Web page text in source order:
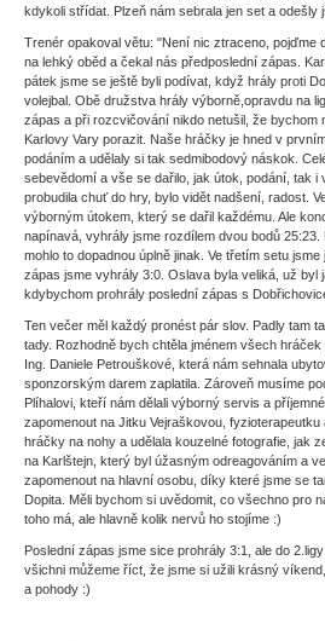
kdykoli střídat. Plzeň nám sebrala jen set a odešly
Trenér opakoval větu: "Není nic ztraceno, pojďme
na lehký oběd a čekal nás předposlední zápas.
pátek jsme se ještě byli podívat, když hrály proti
volejbal. Obě družstva hrály výborně,opravdu na
zápas a při rozcvičování nikdo netušil, že bychom
Karlovy Vary porazit. Naše hráčky je hned v
podáním a udělaly si tak sedmibodový náskok.
sebevědomí a vše se dařilo, jak útok, podání, tak
probudila chuť do hry, bylo vidět nadšení, radost.
výborným útokem, který se dařil každému. Ale
napínavá, vyhrály jsme rozdílem dvou bodů
mohlo to dopadnou úplně jinak. Ve třetím setu
zápas jsme vyhrály 3:0. Oslava byla veliká, už byl
kdybychom prohrály poslední zápas s
Ten večer měl každý pronést pár slov. Padly tam
tady. Rozhodně bych chtěla jménem všech
Ing. Daniele Petrouškové, která nám sehnala
sponzorským darem zaplatila. Zároveň musíme
Plíhalovi, kteří nám dělali výborný servis a
zapomenout na Jitku Vejraškovou,
hráčky na nohy a udělala kouzelné fotografie, jak
na Karlštejn, který byl úžasným odreagováním a
zapomenout na hlavní osobu, díky které jsme se
Dopita. Měli bychom si uvědomit, co všechno pro
toho má, ale hlavně kolik nervů ho stojíme :)
Poslední zápas jsme sice prohrály 3:1, ale do
všichni můžeme říct, že jsme si užili krásný
a pohody :)